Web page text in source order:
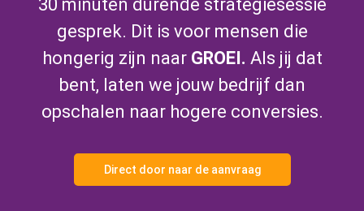
30 minuten durende strategiesessie
gesprek. Dit is voor mensen die
hongerig zijn naar GROEI. Als jij dat
bent, laten we jouw bedrijf dan
opschalen naar hogere conversies.
Direct door naar de aanvraag